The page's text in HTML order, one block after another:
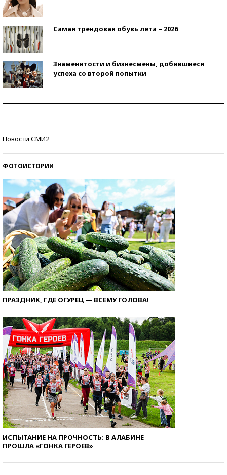
Самая трендовая обувь лета – 2026
Знаменитости и бизнесмены, добившиеся
успеха со второй попытки
Новости СМИ2
ФОТОИСТОРИИ
ПРАЗДНИК, ГДЕ ОГУРЕЦ — ВСЕМУ ГОЛОВА!
ИСПЫТАНИЕ НА ПРОЧНОСТЬ: В АЛАБИНЕ
ПРОШЛА «ГОНКА ГЕРОЕВ»